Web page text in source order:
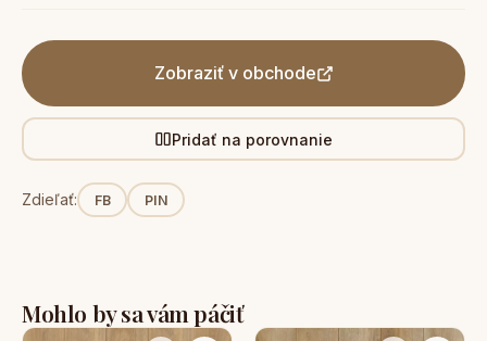
Zobraziť v obchode
Pridať na porovnanie
Zdieľať: FB PIN
Mohlo by sa vám páčiť